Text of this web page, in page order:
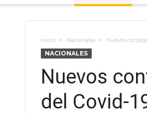
Inicio Nacionales Nuevos
NACIONALES
Nuevos
del Covid-